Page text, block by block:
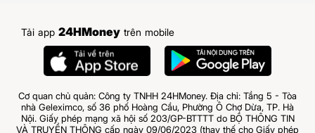
Tải app 24HMoney trên mobile
Cơ quan chủ quản: Công ty TNHH 24HMoney. Địa chỉ: Tầng 5 - Tòa
nhà Geleximco, số 36 phố Hoàng Cầu, Phường Ô Chợ Dừa, TP. Hà
Nội. Giấy phép mạng xã hội số 203/GP-BTTTT do BỘ THÔNG TIN
VÀ TRUYỀN THÔNG cấp ngày 09/06/2023 (thay thế cho Giấy phép